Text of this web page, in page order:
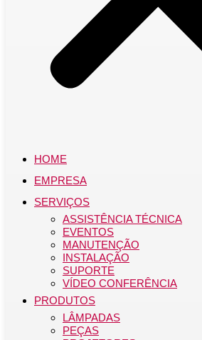
HOME
EMPRESA
SERVIÇOS
ASSISTÊNCIA TÉCNICA
EVENTOS
MANUTENÇÃO
INSTALAÇÃO
SUPORTE
VÍDEO CONFERÊNCIA
PRODUTOS
LÂMPADAS
PEÇAS